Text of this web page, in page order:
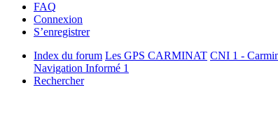
FAQ
Connexion
S’enregistrer
Index du forum Les GPS CARMINAT CNI 1 -
Navigation Informé 1
Rechercher